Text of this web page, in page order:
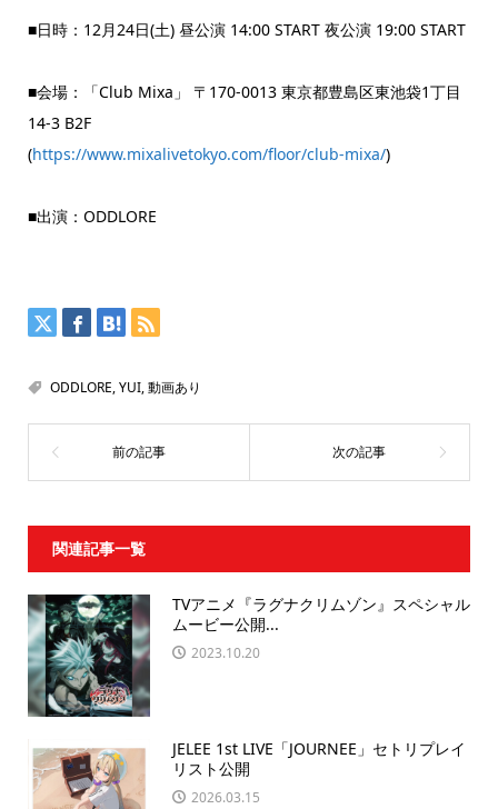
■日時：12月24日(土) 昼公演 14:00 START 夜公演 19:00 START
■会場：「Club Mixa」 〒170-0013 東京都豊島区東池袋1丁目
14-3 B2F
(https://www.mixalivetokyo.com/floor/club-mixa/)
■出演：ODDLORE
ODDLORE,YUI,動画あり
関連記事一覧
TVアニメ『ラグナクリムゾン』スペシャル
ムービー公開...
2023.10.20
JELEE 1st LIVE「JOURNEE」セトリプレイ
リスト公開
2026.03.15